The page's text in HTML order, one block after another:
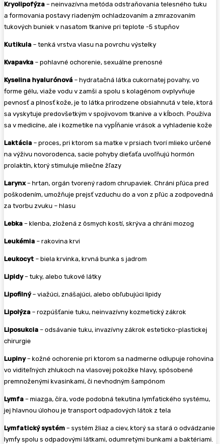
Kryolipofýza – neinvazívna metóda odstraňovania telesného tuku
a formovania postavy riadeným ochladzovaním a zmrazovaním
tukových buniek v nasatom tkanive pri teplote -5 stupňov
Kutikula – tenká vrstva vlasu na povrchu výstelky
Kvapavka – pohlavné ochorenie, sexuálne prenosné
Kyselina hyalurónová – hydratačná látka cukornatej povahy, vo
forme gélu, viaže vodu v zamši a spolu s kolagénom ovplyvňuje
pevnosť a plnosť kože, je to látka prirodzene obsiahnutá v tele, ktorá
sa vyskytuje predovšetkým v spojivovom tkanive a v kĺboch. Používa
sa v medicíne, ale i kozmetike na vypĺňanie vrások a vyhladenie kože
Laktácia – proces, pri ktorom sa matke v prsiach tvorí mlieko určené
na výživu novorodenca, sacie pohyby dieťaťa uvoľňujú hormón
prolaktín, ktorý stimuluje mliečne žľazy
Larynx– hrtan, orgán tvorený radom chrupaviek. Chráni pľúca pred
poškodením, umožňuje prejsť vzduchu do a von z pľúc a zodpovedná
za tvorbu zvuku – hlasu
Lebka – klenba, zložená z ôsmych kostí, skrýva a chráni mozog
Leukémia – rakovina krvi
Leukocyt – biela krvinka, krvná bunka s jadrom
Lipidy– tuky, alebo tukové látky
Lipofilný– viažúci, znášajúci, alebo obľubujúci lipidy
Lipolýza – rozpúšťanie tuku, neinvazívny kozmetický zákrok
Liposukcia – odsávanie tuku, invazívny zákrok esteticko-plastickej
chirurgie
Lupiny– kožné ochorenie pri ktorom sa nadmerne odlupuje rohovina
vo viditeľných zhlukoch na vlasovej pokožke hlavy, spôsobené
premnoženými kvasinkami, či nevhodným šampónom
Lymfa – miazga, číra, vode podobná tekutina lymfatického systému,
jej hlavnou úlohou je transport odpadových látok z tela
Lymfatický systém – systém žliaz a ciev, ktorý sa stará o odvádzanie
lymfy spolu s odpadovými látkami, odumretými bunkami a baktériami.